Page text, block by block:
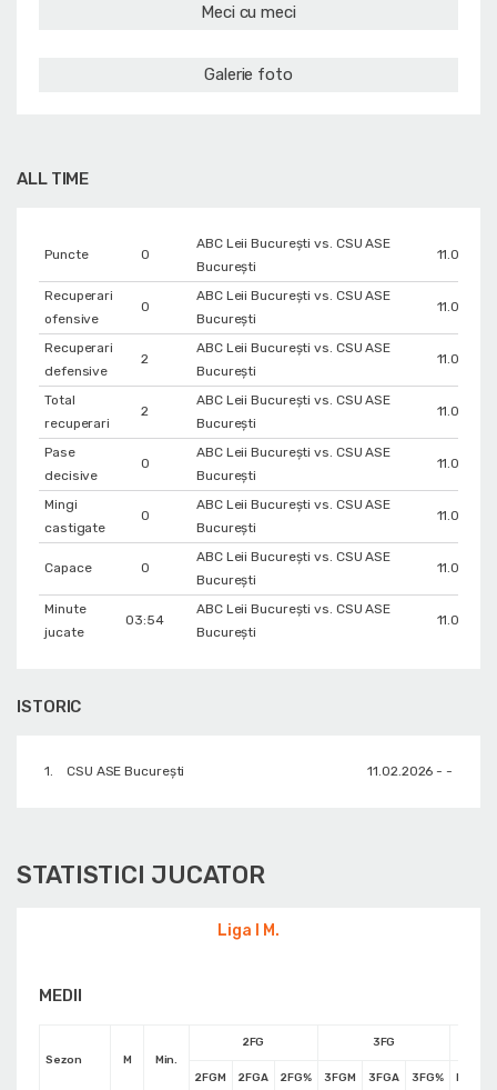
Meci cu meci
Galerie foto
ALL TIME
Puncte 0
ABC Leii București vs. CSU ASE
București
Recuperari
ofensive
0
ABC Leii București vs. CSU ASE
București
Recuperari
defensive
2
ABC Leii București vs. CSU ASE
București
Total
recuperari
2
ABC Leii București vs. CSU ASE
București
Pase
decisive
0
ABC Leii București vs. CSU ASE
București
Mingi
castigate
0
ABC Leii București vs. CSU ASE
București
Capace 0
ABC Leii București vs. CSU ASE
București
Minute
jucate
03:54
ABC Leii București vs. CSU ASE
București
ISTORIC
1. CSU ASE București 11.02.2026 - -
STATISTICI JUCATOR
Liga I M.
MEDII
Sezon M Min.
2FG 3FG
2FGM 2FGA 2FG% 3FGM 3FGA 3FG% FTM